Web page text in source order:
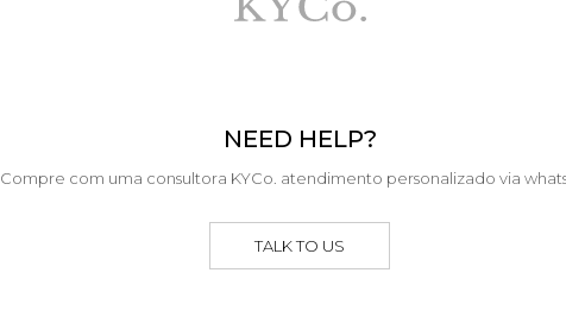
NEED HELP?
Compre com uma consultora KYCo. atendimento personalizado via
TALK TO US